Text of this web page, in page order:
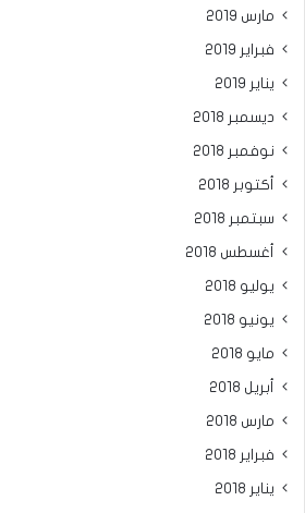
مارس 2019
فبراير 2019
يناير 2019
ديسمبر 2018
نوفمبر 2018
أكتوبر 2018
سبتمبر 2018
أغسطس 2018
يوليو 2018
يونيو 2018
مايو 2018
أبريل 2018
مارس 2018
فبراير 2018
يناير 2018